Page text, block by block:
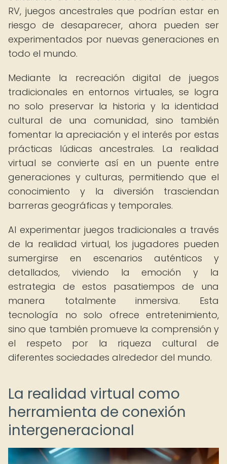
RV, juegos ancestrales que podrían estar en
riesgo de desaparecer, ahora pueden ser
experimentados por nuevas generaciones en
todo el mundo.
Mediante la recreación digital de juegos
tradicionales en entornos virtuales, se logra
no solo preservar la historia y la identidad
cultural de una comunidad, sino también
fomentar la apreciación y el interés por estas
prácticas lúdicas ancestrales. La realidad
virtual se convierte así en un puente entre
generaciones y culturas, permitiendo que el
conocimiento y la diversión trasciendan
barreras geográficas y temporales.
Al experimentar juegos tradicionales a través
de la realidad virtual, los jugadores pueden
sumergirse en escenarios auténticos y
detallados, viviendo la emoción y la
estrategia de estos pasatiempos de una
manera totalmente inmersiva. Esta
tecnología no solo ofrece entretenimiento,
sino que también promueve la comprensión y
el respeto por la riqueza cultural de
diferentes sociedades alrededor del mundo.
La realidad virtual como
herramienta de conexión
intergeneracional